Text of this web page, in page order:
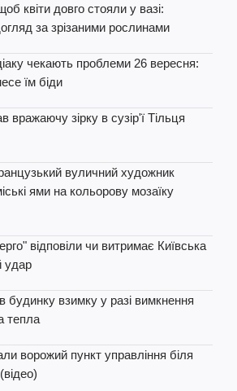
квіти довго стояли у вазі:
за зрізаними рослинами
чекають проблеми 26 вересня:
їм біди
вражаючу зірку в сузір'ї Тільця
вуличний художник
ями на кольорову мозаїку
відповіли чи витримає Київська
удар
взимку у разі вимкнення
тепла
ворожий пункт управління біля